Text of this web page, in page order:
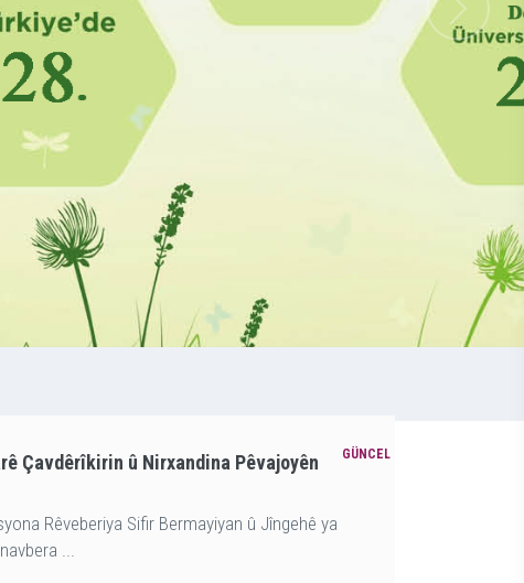
Çavdêrîkirin û Nirxandina Pêvajoyên
Rêveberiya Sifir Bermayiyan û Jîngehê ya
...